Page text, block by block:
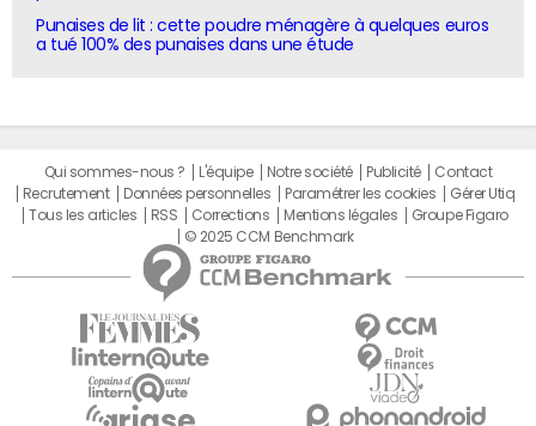
Punaises de lit : cette poudre ménagère à quelques euros
a tué 100% des punaises dans une étude
Qui sommes-nous ? L'équipe Notre société Publicité
Contact
Recrutement
Données personnelles Paramétrer les cookies
Gérer Utiq
Tous les articles
RSS Corrections Mentions légales
Groupe Figaro
© 2025 CCM Benchmark